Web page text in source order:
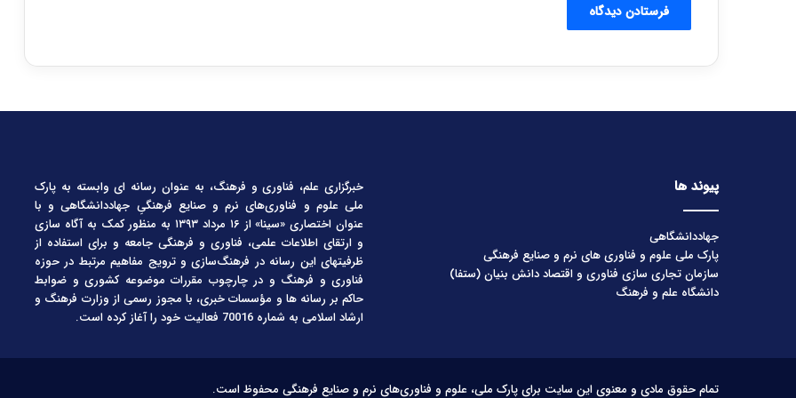
پیوند ها
جهاددانشگاهی
پارک ملی علوم و فناوری های نرم و صنایع فرهنگی
سازمان تجاری سازی فناوری و اقتصاد دانش بنیان (ستفا)
دانشگاه علم و فرهنگ
خبرگزاری علم، فناوری و فرهنگ، به عنوان رسانه ای وابسته به پارک
ملی علوم و فناوری‌های نرم و صنایع فرهنگیِ جهاددانشگاهی و با
عنوان اختصاری «سینا» از ۱۶ مرداد ۱۳۹۳ به منظور کمک به آگاه سازی
و ارتقای اطلاعات علمی، فناوری و فرهنگی جامعه و برای استفاده از
ظرفیتهای این رسانه در فرهنگ‌سازی و ترویج مفاهیم مرتبط در حوزه
فناوری و فرهنگ و در چارچوب مقررات موضوعه کشوری و ضوابط
حاکم بر رسانه ها و مؤسسات خبری، با مجوز رسمی از وزارت فرهنگ و
ارشاد اسلامی به شماره 70016 فعالیت خود را آغاز کرده است.
تمام حقوق مادی و معنوی این سایت برای پارک ملی، علوم و فناوری‌های نرم و صنایع فرهنگی محفوظ است.